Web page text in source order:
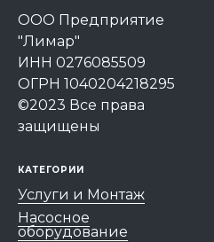
ООО Предприятие
"Лимар"
ИНН 0276085509
ОГРН 1040204218295
©2023 Все права
защищены
КАТЕГОРИИ
Услуги и Монтаж
Насосное
оборудование